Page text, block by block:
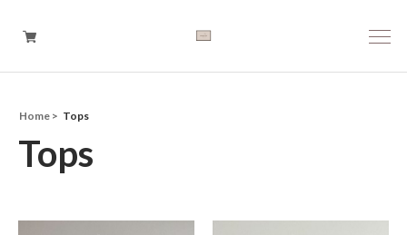
Boys
Girls
Baby
Home Tops
Tops